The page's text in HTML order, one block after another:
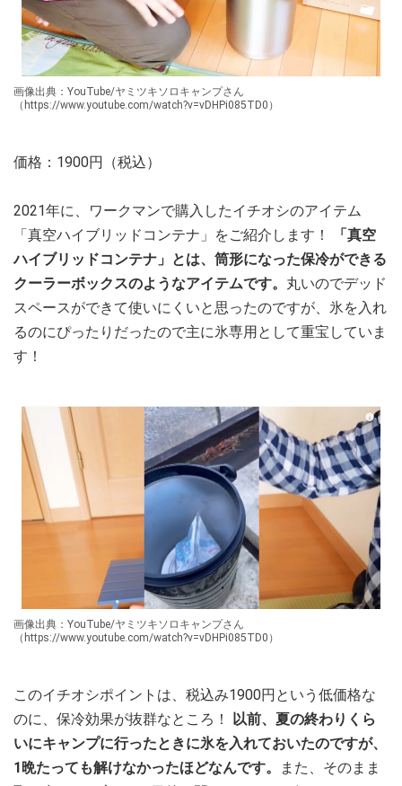
画像出典：YouTube/ヤミツキソロキャンプさん
（https://www.youtube.com/watch?v=vDHPi085TD0）
価格：1900円（税込）
2021年に、ワークマンで購入したイチオシのアイテム
「真空ハイブリッドコンテナ」をご紹介します！
「真空
ハイブリッドコンテナ」とは、筒形になった保冷ができる
クーラーボックスのようなアイテムです。 丸いのでデッド
スペースができて使いにくいと思ったのですが、氷を入れ
るのにぴったりだったので主に氷専用として重宝していま
す！
画像出典：YouTube/ヤミツキソロキャンプさん
（https://www.youtube.com/watch?v=vDHPi085TD0）
このイチオシポイントは、税込み1900円という低価格な
のに、保冷効果が抜群なところ！ 以前、夏の終わりくら
いにキャンプに行ったときに氷を入れておいたのですが、
1晩たっても解けなかったほどなんです。
また、そのまま